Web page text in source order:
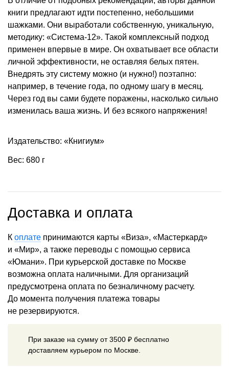
книги предлагают идти постепенно, небольшими
шажками. Они выработали собственную, уникальную,
методику: «Система-12». Такой комплексный подход
применен впервые в мире. Он охватывает все области
личной эффективности, не оставляя белых пятен.
Внедрять эту систему можно (и нужно!) поэтапно:
например, в течение года, по одному шагу в месяц.
Через год вы сами будете поражены, насколько сильно
изменилась ваша жизнь. И без всякого напряжения!
Издательство: «Книгиум»
Вес: 680 г
Доставка и оплата
К оплате принимаются карты «Виза», «Мастеркард»
и «Мир», а также переводы с помощью сервиса
«Юмани». При курьерской доставке по Москве
возможна оплата наличными. Для организаций
предусмотрена оплата по безналичному расчету.
До момента получения платежа товары
не резервируются.
При заказе на сумму от 3500 ₽ бесплатно
доставляем курьером по Москве.